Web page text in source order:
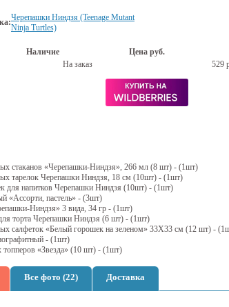
Черепашки Ниндзя (Teenage Mutant
Ninja Turtles)
Наличие
Цена руб.
На заказ 529
стаканов «Черепашки-Ниндзя», 266 мл (8 шт) - (1шт)
тарелок Черепашки Ниндзя, 18 см (10шт) - (1шт)
для напитков Черепашки Ниндзя (10шт) - (1шт)
«Ассорти, пастель» - (3шт)
Ниндзя» 3 вида, 34 гр - (1шт)
торта Черепашки Ниндзя (6 шт) - (1шт)
салфеток «Белый горошек на зеленом» 33Х33 см (12 шт) -
- (1шт)
топперов «Звезда» (10 шт) - (1шт)
Все фото (22) Доставка